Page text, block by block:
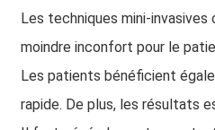
Les techniques mini-
moindre inconfort pour le
Les patients bénéficient
rapide. De plus, les résultats